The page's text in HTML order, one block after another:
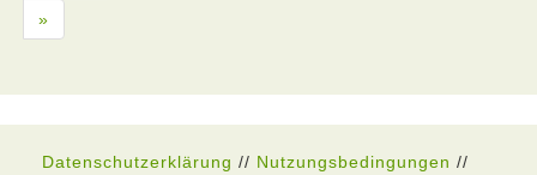
»
Datenschutzerklärung // Nutzungsbedingungen //